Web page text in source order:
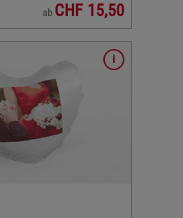
ab CHF 15,50